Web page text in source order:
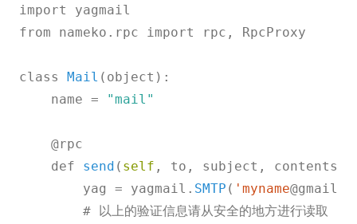
import yagmail
from nameko.rpc import rpc, RpcProxy
class Mail (object):
    name =
"mail"
    @rpc
    def
send ( self , to, subject, contents):
        yag = yagmail.
SMTP ( 'myname
        # 以上的验证信息请从安全的地方进行读取